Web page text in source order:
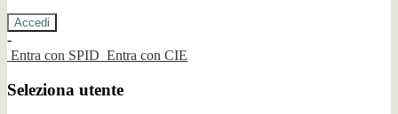
-
Entra con SPID Entra con CIE
Seleziona utente